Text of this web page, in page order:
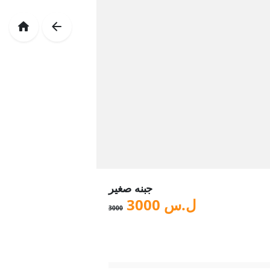
جبنه صغير
ل.س 3000
3000